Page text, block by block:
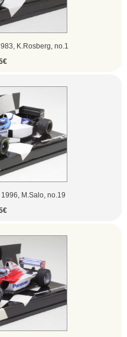
K.Rosberg, no.1
M.Salo, no.19